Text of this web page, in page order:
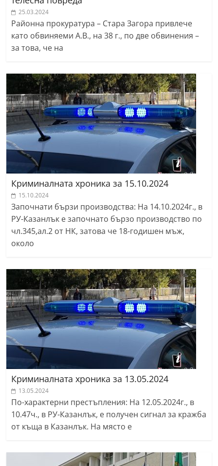
25.03.2024
Районна прокуратура – Стара Загора привлече
като обвиняеми А.В., на 38 г., по две обвинения –
за това, че на
Криминалната хроника за 15.10.2024
15.10.2024
Започнати бързи производства: На 14.10.2024г., в
РУ-Казанлък е започнато бързо производство по
чл.345,ал.2 от НК, затова че 18-годишен мъж,
около
Криминалната хроника за 13.05.2024
13.05.2024
По-характерни престъпления: На 12.05.2024г., в
10.47ч., в РУ-Казанлък, е получен сигнал за кражба
от къща в Казанлък. На място е